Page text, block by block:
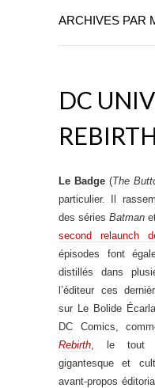
ARCHIVES PAR
DC
Le Badge(The
particulier. Il
des sériesBatman
second relaunch
épisodes font
distillés dans
l’éditeur ces
sur Le Bolide
DC Comics,
Rebirth, le tout
gigantesque et
avant-propos